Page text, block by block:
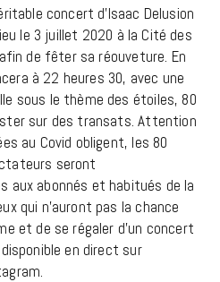
concert d’Isaac Delusion
le 3 juillet 2020 à la Cité des
de fêter sa réouveture. En
à 22 heures 30, avec une
sous le thème des étoiles, 80
sur des transats. Attention
au Covid obligent, les 80
seront
aux abonnés et habitués de la
qui n’auront pas la chance
et de se régaler d’un concert
en direct sur